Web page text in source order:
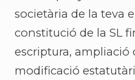
societària de la teva
constitució de la SL
escriptura, ampliació
modificació